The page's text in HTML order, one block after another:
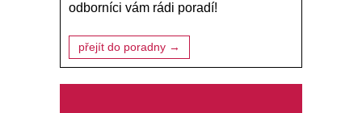
odborníci vám rádi poradí!
přejít do poradny →